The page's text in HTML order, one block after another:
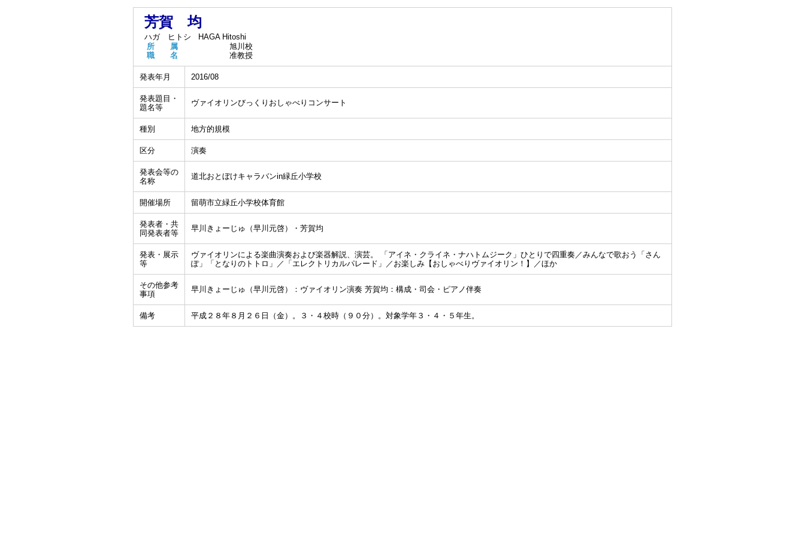
芳賀 均
ハガ ヒトシ
HAGA Hitoshi
所 属
旭川校
職 名
准教授
発表年月 2016/08
発表題目・
題名等
ヴァイオリンびっくりおしゃべりコンサート
種別 地方的規模
区分 演奏
発表会等の
名称
道北おとぼけキャラバンin緑丘小学校
開催場所 留萌市立緑丘小学校体育館
発表者・共
同発表者等
早川きょーじゅ（早川元啓）・芳賀均
発表・展示
等
ヴァイオリンによる楽曲演奏および楽器解説、演芸。 「アイネ・クライネ・ナハトムジーク」ひとりで四重奏／みんなで歌おう「さん
ぽ」「となりのトトロ」／「エレクトリカルパレード」／お楽しみ【おしゃべりヴァイオリン！】／ほか
その他参考
事項
早川きょーじゅ（早川元啓）：ヴァイオリン演奏 芳賀均：構成・司会・ピアノ伴奏
備考 平成２８年８月２６日（金）。３・４校時（９０分）。対象学年３・４・５年生。